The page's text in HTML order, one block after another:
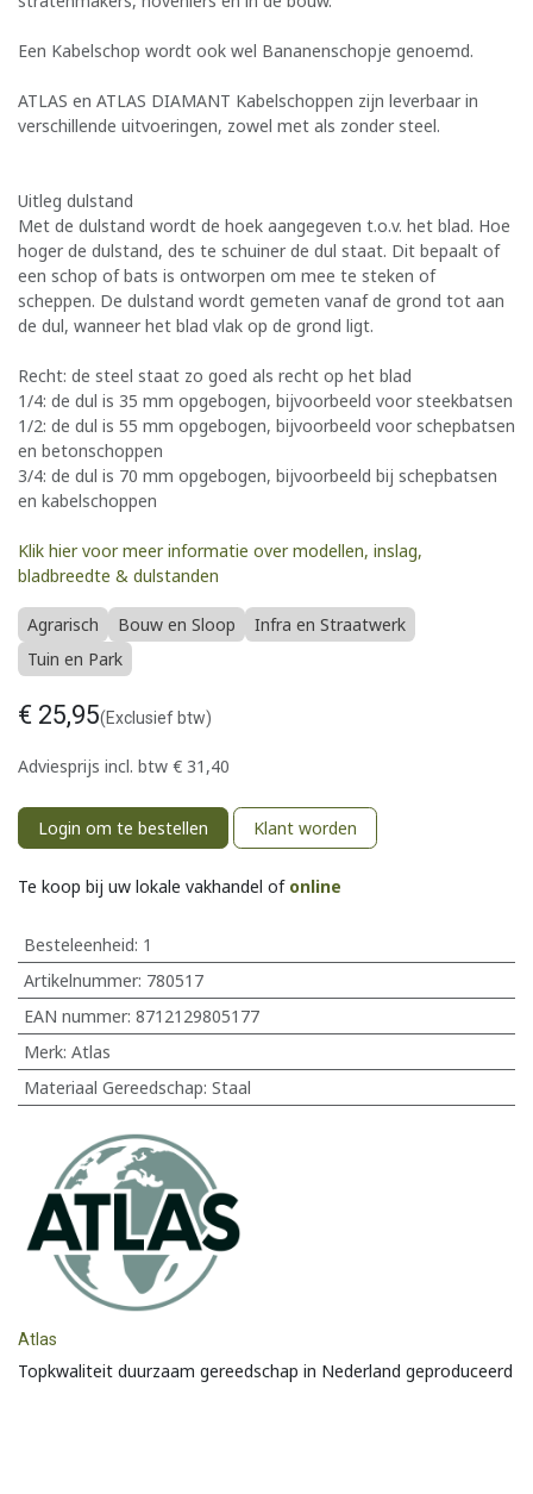
Een Kabelschop wordt ook wel Bananenschopje genoemd.
ATLAS en ATLAS DIAMANT Kabelschoppen zijn leverbaar in
verschillende uitvoeringen, zowel met als zonder steel.
Uitleg dulstand
Met de dulstand wordt de hoek aangegeven t.o.v. het blad. Hoe
hoger de dulstand, des te schuiner de dul staat. Dit bepaalt of
een schop of bats is ontworpen om mee te steken of
scheppen. De dulstand wordt gemeten vanaf de grond tot aan
de dul, wanneer het blad vlak op de grond ligt.
Recht: de steel staat zo goed als recht op het blad
1/4: de dul is 35 mm opgebogen, bijvoorbeeld voor steekbatsen
1/2: de dul is 55 mm opgebogen, bijvoorbeeld voor schepbatsen
en betonschoppen
3/4: de dul is 70 mm opgebogen, bijvoorbeeld bij schepbatsen
en kabelschoppen
Klik hier voor meer informatie over modellen, inslag,
bladbreedte & dulstanden
Agrarisch Bouw en Sloop
Infra en Straatwerk
Tuin en Park
€ 25,95(Exclusief btw)
Adviesprijs incl. btw € 31,40
Login om te bestellen Klant worden
Te koop bij uw lokale vakhandel of online
Besteleenheid: 1
Artikelnummer: 780517
EAN nummer: 8712129805177
Merk: Atlas
Materiaal Gereedschap: Staal
Atlas
Topkwaliteit duurzaam gereedschap in Nederland geproduceerd